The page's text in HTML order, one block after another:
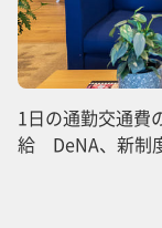
1日の通勤交通費
給 DeNA、新制